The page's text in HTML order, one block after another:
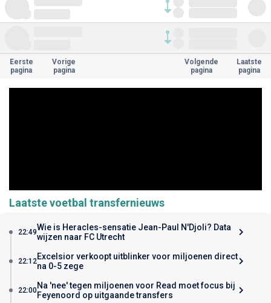
Eerste
pagina
Vorige
pagina
Volgende
pagina
Laatste
pagina
Laatste voetbal transfernieuws
22:49Wie is Heracles-sensatie Jean-Paul N'Djoli? Data
wijzen naar FC Utrecht
22:12Excelsior verkoopt uitblinker voor miljoenen direct
na 0-5 zege
22:00Na 'nee' tegen miljoenen voor Read moet focus bij
Feyenoord op uitgaande transfers